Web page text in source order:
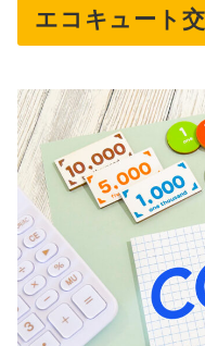
エコキュート